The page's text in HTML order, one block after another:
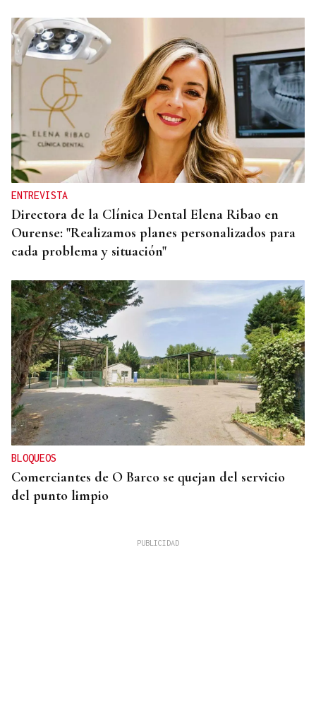
ENTREVISTA
Directora de la Clínica Dental Elena Ribao en
Ourense: "Realizamos planes personalizados para
cada problema y situación"
BLOQUEOS
Comerciantes de O Barco se quejan del servicio
del punto limpio